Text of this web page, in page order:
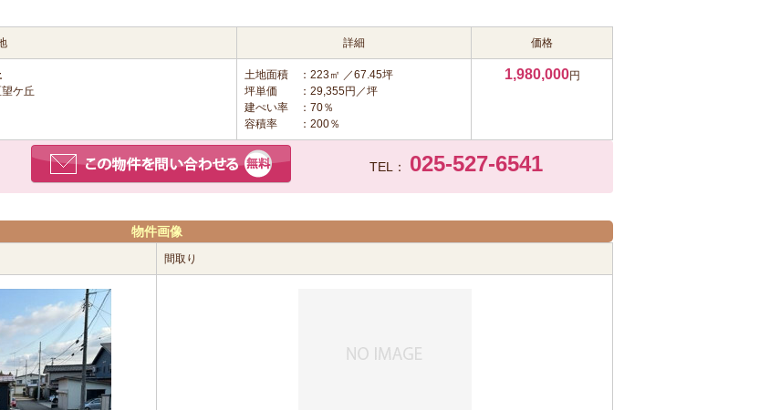
詳細 価格
ケ丘
土地面積
：223㎡ ／67.45坪
坪単価
：29,355円／坪
建ぺい率
：70％
容積率
：200％
1,980,000円
TEL： 025-527-6541
物件画像
間取り